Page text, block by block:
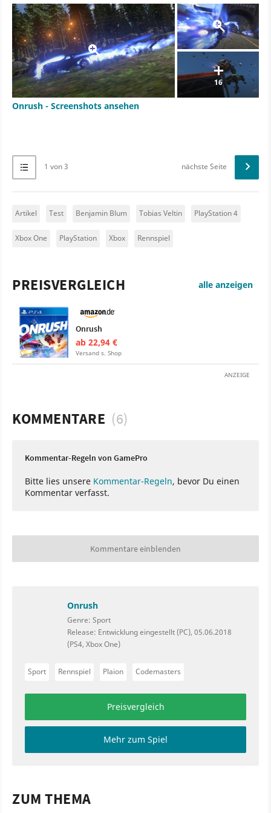
16
Onrush - Screenshots ansehen
1 von 3 nächste Seite
Artikel Test Benjamin Blum Tobias Veltin PlayStation 4
Xbox One PlayStation Xbox Rennspiel
PREISVERGLEICH alle anzeigen
Onrush
ab 22,94 €
Versand s. Shop
ANZEIGE
KOMMENTARE (6)
Kommentar-Regeln von GamePro
Bitte lies unsere Kommentar-Regeln, bevor Du einen
Kommentar verfasst.
Kommentare einblenden
Onrush
Genre: Sport
Release: Entwicklung eingestellt (PC), 05.06.2018
(PS4, Xbox One)
Sport Rennspiel Plaion Codemasters
Preisvergleich
Mehr zum Spiel
ZUM THEMA